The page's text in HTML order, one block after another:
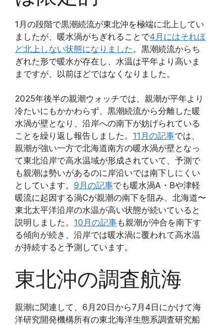
1月の段階で黒潮続流が東北沖を極端に北上してい
ましたが、暖水渦がちぎれることで4月にはそれほ
ど北上しない状態になりました 。黒潮続流からち
ぎれた形で暖水が存在し、水温は平年より高いま
まですが、以前ほどではなくなりました。
2025年後半の親潮ウォッチでは、親潮が平年より
冷たいにもかかわらず、黒潮続流から分離した暖
水渦が壁となり、沿岸への南下が妨げられている
ことを繰り返し報告しました。 11月の記事では、
親潮が強い一方で北海道南方の暖水渦が壁となっ
て東北沿岸で高水温域が形成されていて、予測で
も親潮は勢いがあるのに岸沿いでは南下しにくい
としています。 9月の記事でも暖水渦A・Bや津軽
暖流に起因する渦Cが親潮の南下を阻み、北海道〜
東北太平洋沿岸の水温が高い状態が続いていると
説明しました。 10月の記事も親潮が沖合を南下す
る傾向が続き、沿岸では暖水渦に覆われて高水温
が持続すると予測しています。
東北沖の調査航海
親潮に関連して、6月20日から7月4日にかけて海
洋研究開発機構所有の東北海洋生態系調査研究船